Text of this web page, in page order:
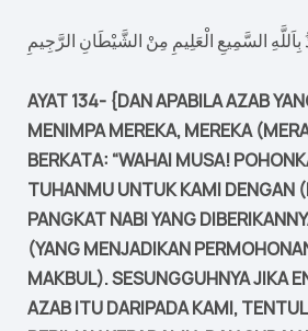
بِاَللَّهِ السَّمِيعِ الْعَلِيمِ مِنْ الشَّيْطَانِ الرَّجِيمِ
AYAT 134- {DAN APABILA AZAB
MENIMPA MEREKA, MEREKA
BERKATA: “WAHAI MUSA!
TUHANMU UNTUK KAMI DENGAN
PANGKAT NABI YANG
(YANG MENJADIKAN
MAKBUL). SESUNGGUHNYA JIKA
AZAB ITU DARIPADA KAMI,